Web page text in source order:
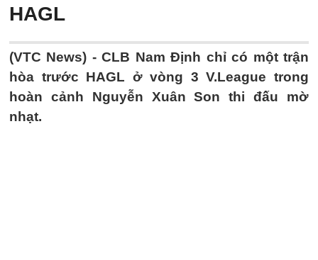
HAGL
(VTC News) -CLB Nam Định chỉ có một trận
hòa trước HAGL ở vòng 3 V.League trong
hoàn cảnh Nguyễn Xuân Son thi đấu mờ
nhạt.